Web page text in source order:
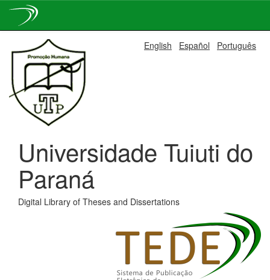
navigation
English Español Português
Universidade Tuiuti do
Paraná
Digital Library of Theses and Dissertations